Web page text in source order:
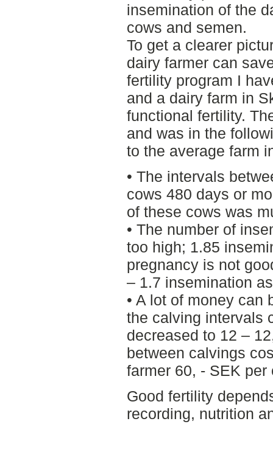
insemination of the
cows and semen.
To get a clearer
dairy farmer can
fertility program I
and a dairy farm in
functional fertility.
and was in the
to the average farm
• The intervals
cows 480 days or
of these cows was
• The number of
too high; 1.85
pregnancy is not
– 1.7 insemination
• A lot of money can
the calving intervals
decreased to 12 –
between calvings
farmer 60, - SEK per
Good fertility
recording, nutrition